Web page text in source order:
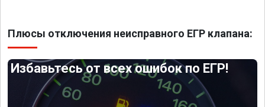
Плюсы отключения неисправного ЕГР клапана:
Избавьтесь от всех ошибок по ЕГР!